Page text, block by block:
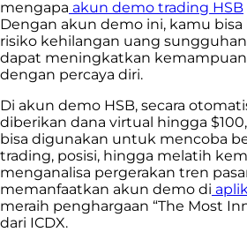
mengapa akun demo trading HSB
Dengan akun demo ini, kamu
risiko kehilangan uang
dapat meningkatkan
dengan percaya diri.
Di akun demo HSB, secara
diberikan dana virtual hingga
bisa digunakan untuk mencoba
trading, posisi, hingga melatih
menganalisa pergerakan tren
memanfaatkan akun demo di
meraih penghargaan “The Most
dari ICDX.